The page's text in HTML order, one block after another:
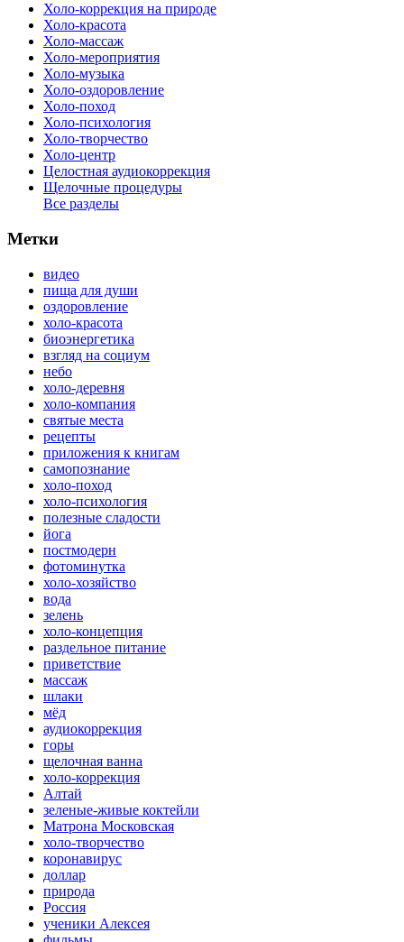
Холо-коррекция на природе
Холо-красота
Холо-массаж
Холо-мероприятия
Холо-музыка
Холо-оздоровление
Холо-поход
Холо-психология
Холо-творчество
Холо-центр
Целостная аудиокоррекция
Щелочные процедуры
Все разделы
Метки
видео
пища для души
оздоровление
холо-красота
биоэнергетика
взгляд на социум
небо
холо-деревня
холо-компания
святые места
рецепты
приложения к книгам
самопознание
холо-поход
холо-психология
полезные сладости
йога
постмодерн
фотоминутка
холо-хозяйство
вода
зелень
холо-концепция
раздельное питание
приветствие
массаж
шлаки
мёд
аудиокоррекция
горы
щелочная ванна
холо-коррекция
Алтай
зеленые-живые коктейли
Матрона Московская
холо-творчество
коронавирус
доллар
природа
Россия
ученики Алексея